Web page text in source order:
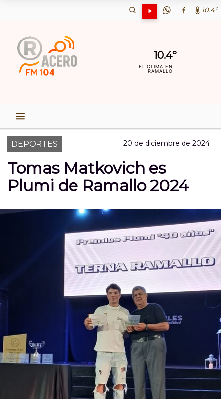
10.4º
10.4º
EL CLIMA EN
RAMALLO
DEPORTES 20 de diciembre de 2024
Tomas Matkovich es
Plumi de Ramallo 2024